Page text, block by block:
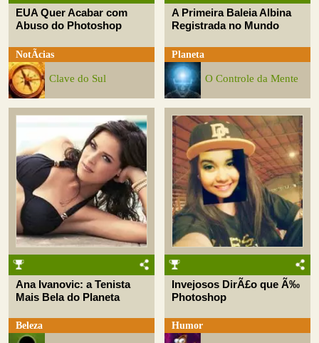
EUA Quer Acabar com
Abuso do Photoshop
NotÃ­cias
Clave do Sul
A Primeira Baleia Albina
Registrada no Mundo
Planeta
O Controle da Mente
Ana Ivanovic: a Tenista
Mais Bela do Planeta
Beleza
Invejosos DirÃ£o que Ã‰
Photoshop
Humor